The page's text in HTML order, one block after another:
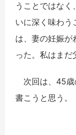
うことではな
いに深く味わ
は、妻の妊娠が
った。私はまだ
次回は、45歳
書こうと思う。